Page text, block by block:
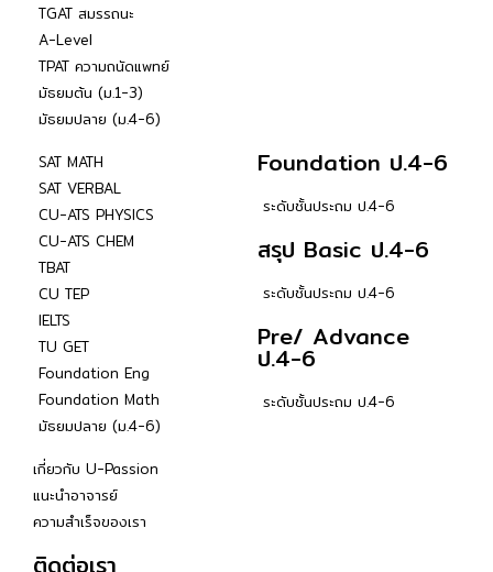
TGAT สมรรถนะ
A-Level
TPAT ความถนัดแพทย์
มัธยมต้น (ม.1-3)
มัธยมปลาย (ม.4-6)
SAT MATH
SAT VERBAL
CU-ATS PHYSICS
CU-ATS CHEM
TBAT
CU TEP
IELTS
TU GET
Foundation Eng
Foundation Math
มัธยมปลาย (ม.4-6)
Foundation ป.4-6
ระดับชั้นประถม ป.4-6
สรุป Basic ป.4-6
ระดับชั้นประถม ป.4-6
Pre/ Advance
ป.4-6
ระดับชั้นประถม ป.4-6
เกี่ยวกับ U-Passion
แนะนำอาจารย์
ความสำเร็จของเรา
ติดต่อเรา